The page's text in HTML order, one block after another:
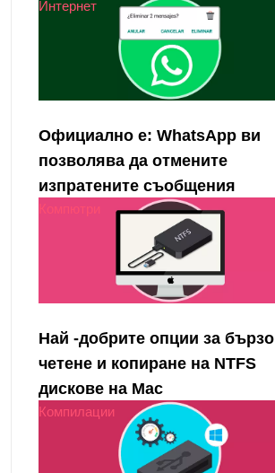
Интернет
Официално е: WhatsApp ви
позволява да отмените
изпратените съобщения
Най -добрите опции за бързо
четене и копиране на NTFS
дискове на Mac
Компилации